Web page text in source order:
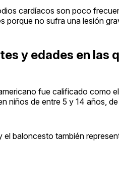
cardíacos son poco
porque no sufra una lesión
y edades en las
fue calificado como
niños de entre 5 y 14 años,
el baloncesto también